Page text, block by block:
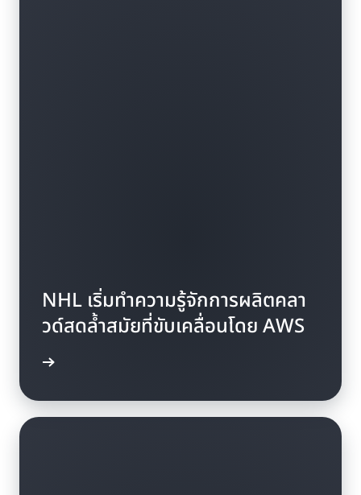
NHL เริ่มทำความรู้จักการผลิตคลา
วด์สดล้ำสมัยที่ขับเคลื่อนโดย AWS